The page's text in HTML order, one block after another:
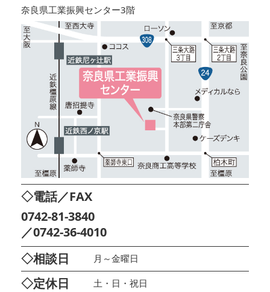
奈良県工業振興センター3階
◇電話／FAX
0742-81-3840
／0742-36-4010
◇相談日
月～金曜日
◇定休日 土・日・祝日